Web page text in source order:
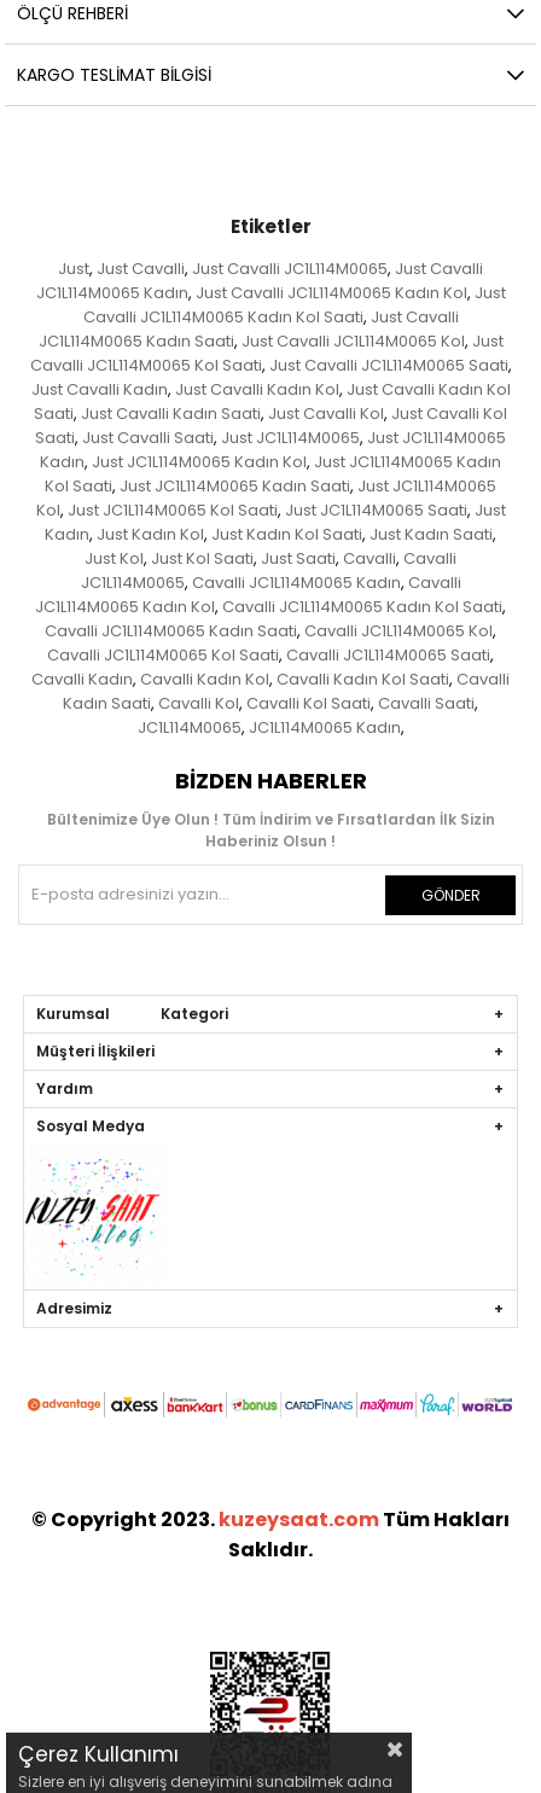
ÖLÇÜ REHBERI
KARGO TESLIMAT BILGISI
Etiketler
Just, Just Cavalli, Just Cavalli JC1L114M0065, Just Cavalli
JC1L114M0065 Kadın, Just Cavalli JC1L114M0065 Kadın Kol, Just
Cavalli JC1L114M0065 Kadın Kol Saati, Just Cavalli
JC1L114M0065 Kadın Saati, Just Cavalli JC1L114M0065 Kol, Just
Cavalli JC1L114M0065 Kol Saati, Just Cavalli JC1L114M0065 Saati,
Just Cavalli Kadın, Just Cavalli Kadın Kol, Just Cavalli Kadın Kol
Saati, Just Cavalli Kadın Saati, Just Cavalli Kol, Just Cavalli Kol
Saati, Just Cavalli Saati, Just JC1L114M0065, Just JC1L114M0065
Kadın, Just JC1L114M0065 Kadın Kol, Just JC1L114M0065 Kadın
Kol Saati, Just JC1L114M0065 Kadın Saati, Just JC1L114M0065
Kol, Just JC1L114M0065 Kol Saati, Just JC1L114M0065 Saati, Just
Kadın, Just Kadın Kol, Just Kadın Kol Saati, Just Kadın Saati,
Just Kol, Just Kol Saati, Just Saati, Cavalli, Cavalli
JC1L114M0065, Cavalli JC1L114M0065 Kadın, Cavalli
JC1L114M0065 Kadın Kol, Cavalli JC1L114M0065 Kadın Kol Saati,
Cavalli JC1L114M0065 Kadın Saati, Cavalli JC1L114M0065 Kol,
Cavalli JC1L114M0065 Kol Saati, Cavalli JC1L114M0065 Saati,
Cavalli Kadın, Cavalli Kadın Kol, Cavalli Kadın Kol Saati, Cavalli
Kadın Saati, Cavalli Kol, Cavalli Kol Saati, Cavalli Saati,
JC1L114M0065, JC1L114M0065 Kadın,
BIZDEN HABERLER
Bültenimize Üye Olun ! Tüm İndirim ve Fırsatlardan İlk Sizin
Haberiniz Olsun !
GÖNDER
Kurumsal Kategori
Müşteri İlişkileri
Yardım
Sosyal Medya
Adresimiz
© Copyright 2023.kuzeysaat.comTüm Hakları
Saklıdır.
Çerez Kullanımı
Sizlere en iyi alışveriş deneyimini sunabilmek adına